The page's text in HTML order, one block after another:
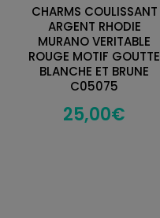
CHARMS COULISSANT
ARGENT RHODIE
MURANO VERITABLE
ROUGE MOTIF GOUTTE
BLANCHE ET BRUNE
C05075
25,00€